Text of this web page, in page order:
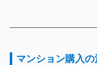
マンション購入